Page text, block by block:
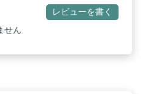
七輪、火鉢、ガスコンロ、バ
て。 / ※専用カセットボンベ
レビューを書く
せん